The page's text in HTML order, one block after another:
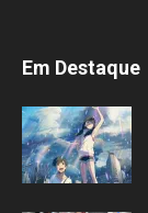
Em Destaque